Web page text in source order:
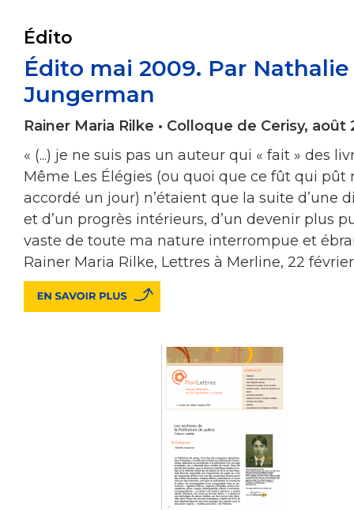
Édito
Édito mai 2009. Par Nathalie
Jungerman
Rainer Maria Rilke • Colloque de Cerisy, août
« (...) je ne suis pas un auteur qui « fait » des
Même Les Élégies (ou quoi que ce fût qui pût
accordé un jour) n’étaient que la suite d’une
et d’un progrès intérieurs, d’un devenir plus
vaste de toute ma nature interrompue et
Rainer Maria Rilke, Lettres à Merline, 22 février